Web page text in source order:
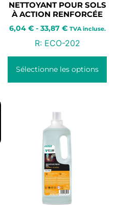
NETTOYANT POUR SOLS
À ACTION RENFORCÉE
6,04 € - 33,87 € TVA incluse.
R:ECO-202
Sélectionne les options